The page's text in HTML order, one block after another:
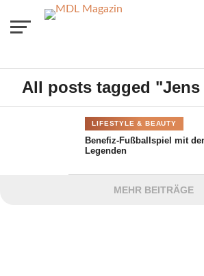
All posts tagged
LIFESTYLE & BEAUTY
Benefiz-Fußballspiel mit
Legenden
MEHR BEITRÄGE